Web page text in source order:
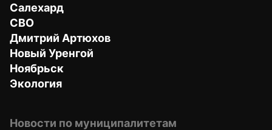
Салехард
СВО
Дмитрий Артюхов
Новый Уренгой
Ноябрьск
Экология
Новости по муниципалитетам